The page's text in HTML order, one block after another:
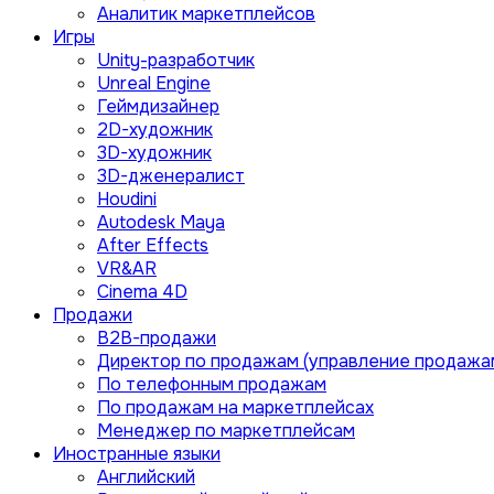
Аналитик маркетплейсов
Игры
Unity-разработчик
Unreal Engine
Геймдизайнер
2D-художник
3D-художник
3D-дженералист
Houdini
Autodesk Maya
After Effects
VR&AR
Cinema 4D
Продажи
B2B-продажи
Директор по продажам (управление
По телефонным продажам
По продажам на маркетплейсах
Менеджер по маркетплейсам
Иностранные языки
Английский